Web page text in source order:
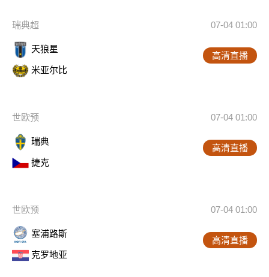
瑞典超 07-04 01:00
天狼星
米亚尔比
高清直播
世欧预 07-04 01:00
瑞典
捷克
高清直播
世欧预 07-04 01:00
塞浦路斯
克罗地亚
高清直播